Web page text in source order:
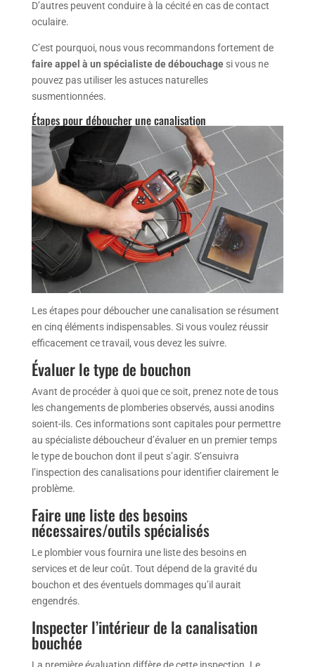
D’autres peuvent conduire à la cécité en cas de contact
oculaire.
C’est pourquoi, nous vous recommandons fortement de
faire appel à un spécialiste de débouchagesi vous ne
pouvez pas utiliser les astuces naturelles
susmentionnées.
Étapes pour déboucher une canalisation
Les étapes pour déboucher une canalisation se résument
en cinq éléments indispensables. Si vous voulez réussir
efficacement ce travail, vous devez les suivre.
Évaluer le type de bouchon
Avant de procéder à quoi que ce soit, prenez note de tous
les changements de plomberies observés, aussi anodins
soient-ils. Ces informations sont capitales pour permettre
au spécialiste déboucheur d’évaluer en un premier temps
le type de bouchon dont il peut s’agir. S’ensuivra
l’inspection des canalisations pour identifier clairement le
problème.
Faire une liste des besoins
nécessaires/outils spécialisés
Le plombier vous fournira une liste des besoins en
services et de leur coût. Tout dépend de la gravité du
bouchon et des éventuels dommages qu’il aurait
engendrés.
Inspecter l’intérieur de la canalisation
bouchée